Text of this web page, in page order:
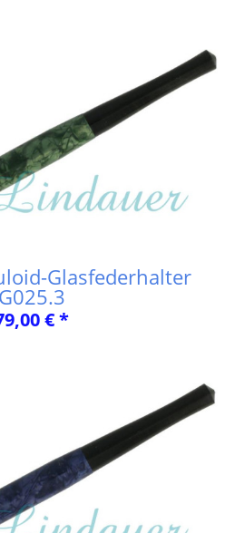
Glasfederhalter
G025.3
€ *